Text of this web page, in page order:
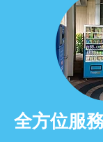
全方位服